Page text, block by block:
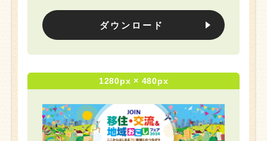
ダウンロード
1280px × 480px